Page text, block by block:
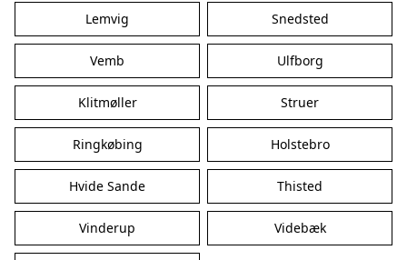
Lemvig Snedsted
Vemb Ulfborg
Klitmøller Struer
Ringkøbing Holstebro
Hvide Sande Thisted
Vinderup Videbæk